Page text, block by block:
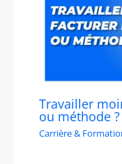
Travailler
ou méthode ?
Carrière &